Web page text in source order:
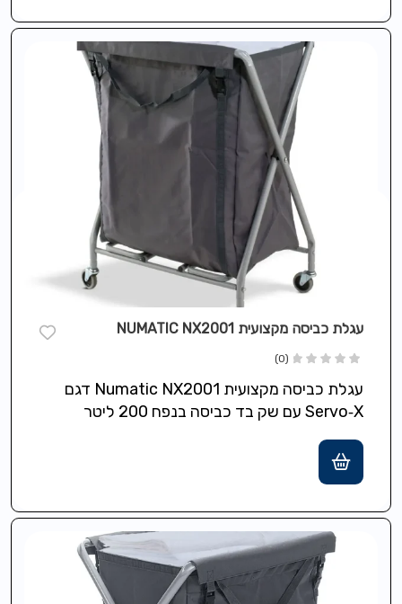
עגלת כביסה מקצועית NUMATIC NX2001
(0)
עגלת כביסה מקצועית Numatic NX2001 דגם
Servo‑X עם שק בד כביסה בנפח 200 ליטר
וסחורה…